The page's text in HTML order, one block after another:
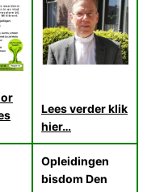
Lees verder klik
hier…
Opleidingen
bisdom Den